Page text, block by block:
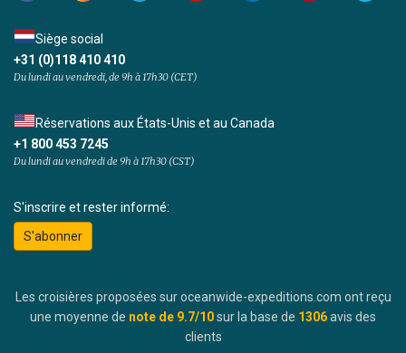
Siège social
+31 (0)118 410 410
Du lundi au vendredi, de 9h à 17h30 (CET)
Réservations aux États-Unis et au Canada
+1 800 453 7245
Du lundi au vendredi de 9h à 17h30 (CST)
S'inscrire et rester informé:
S'abonner
Les croisières proposées sur oceanwide-expeditions.com ont reçu
une moyenne de note de 9.7/10sur la base de 1306avis des
clients